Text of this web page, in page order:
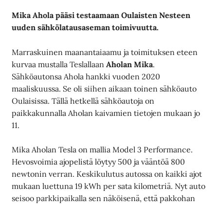
Mika Ahola pääsi testaamaan Oulaisten Nesteen
uuden sähkölatausaseman toimivuutta.
Marraskuinen maanantaiaamu ja toimituksen eteen
kurvaa mustalla TeslallaanAholan Mika.
Sähköautonsa Ahola hankki vuoden 2020
maaliskuussa. Se oli siihen aikaan toinen sähköauto
Oulaisissa. Tällä hetkellä sähköautoja on
paikkakunnalla Aholan kaivamien tietojen mukaan jo
11.
Mika Aholan Tesla on mallia Model 3 Performance.
Hevosvoimia ajopelistä löytyy 500 ja vääntöä 800
newtonin verran. Keskikulutus autossa on kaikki ajot
mukaan luettuna 19 kWh per sata kilometriä. Nyt auto
seisoo parkkipaikalla sen näköisenä, että pakkohan